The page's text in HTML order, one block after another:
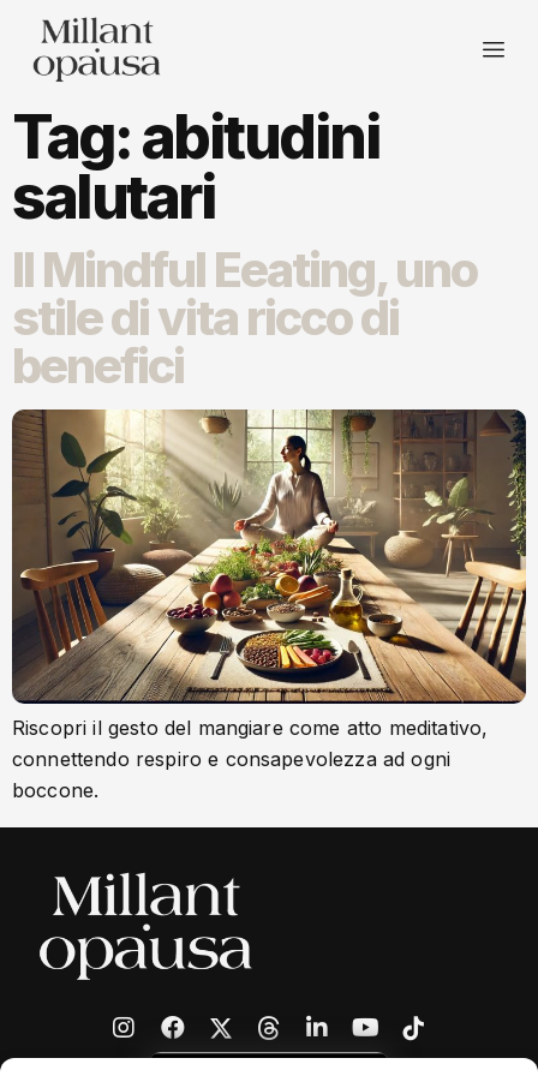
Tag:abitudini
salutari
Il Mindful Eeating, uno
stile di vita ricco di
benefici
Riscopri il gesto del mangiare come atto meditativo,
connettendo respiro e consapevolezza ad ogni
boccone.